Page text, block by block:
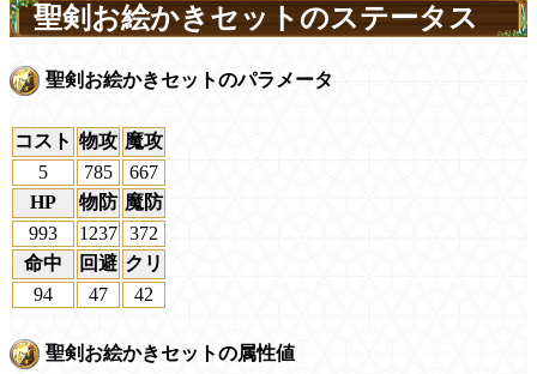
聖剣お絵かきセットのステータス
聖剣お絵かきセットのパラメータ
コスト 物攻 魔攻
5
785
667
HP
物防 魔防
993
1237 372
命中
回避 クリ
94
47 42
聖剣お絵かきセットの属性値